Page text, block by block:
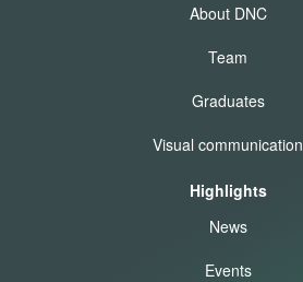
About DNC
Team
Graduates
Visual communication
Highlights
News
Events